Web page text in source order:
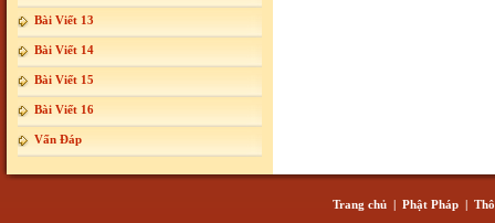
Bài Viết 13
Bài Viết 14
Bài Viết 15
Bài Viết 16
Vấn Đáp
Trang chủ | Phật Pháp |